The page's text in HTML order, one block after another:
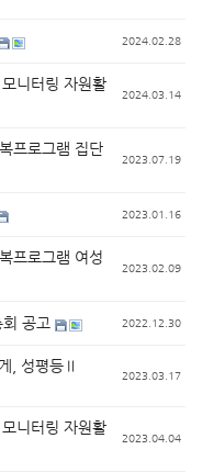
2024.02.28
니터링 자원활
2024.03.14
프로그램 집단
2023.07.19
2023.01.16
프로그램 여성
2023.02.09
공고 2022.12.30
, 성평등Ⅱ
2023.03.17
니터링 자원활
2023.04.04